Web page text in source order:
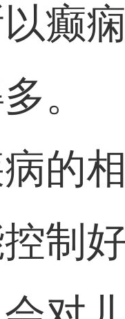
癫
。
的
制